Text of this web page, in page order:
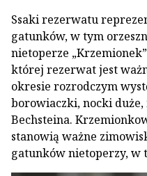
Ssaki rezerwatu
gatunków, w tym
nietoperze
której rezerwat jest
okresie rozrodczym
borowiaczki, nocki
Bechsteina.
stanowią ważne
gatunków nietoperzy, w